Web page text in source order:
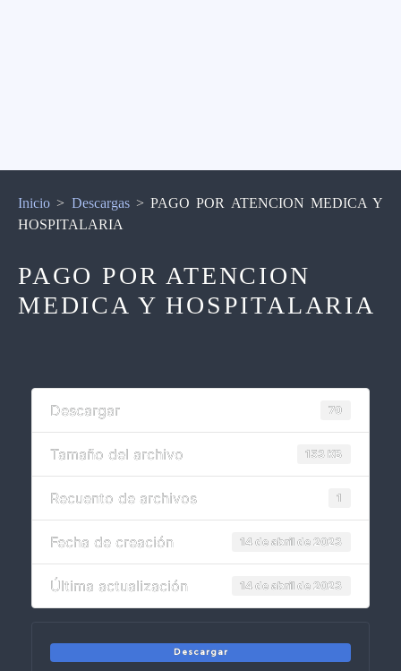
Inicio > Descargas> PAGO POR ATENCION MEDICA Y
HOSPITALARIA
PAGO POR ATENCION
MEDICA Y HOSPITALARIA
Descargar 70
Tamaño del archivo 153 KB
Recuento de archivos 1
Fecha de creación 14 de abril de 2023
Última actualización 14 de abril de 2023
Descargar